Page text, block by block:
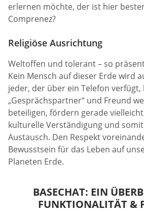
erlernen möchte, der ist hier
Comprenez?
Religiöse Ausrichtung
Weltoffen und tolerant – so
Kein Mensch auf dieser Erde wird
jeder, der über ein Telefon verfügt,
„Gesprächspartner“ und Freund
beteiligen, fördern gerade
kulturelle Verständigung und
Austausch. Den Respekt
Bewusstsein für das Leben auf
Planeten Erde.
BASECHAT: EIN
FUNKTIONALITÄT &